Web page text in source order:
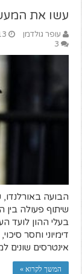
עשו את
עופר גולדמן 13
3
הבועה
שיתוף פעולה בין
בעלי ההון לועד
דימיוני וחסר
אינטרסים
המשך לקרוא »